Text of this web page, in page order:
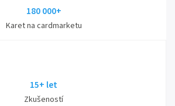
180 000+
Karet na cardmarketu
15+ let
Zkušeností